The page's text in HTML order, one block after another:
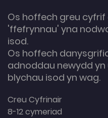
Os hoffech greu
'ffefrynnau' yna
isod.
Os hoffech
adnoddau newydd
blychau isod yn wag.
Creu Cyfrinair
8-12 cymeriad